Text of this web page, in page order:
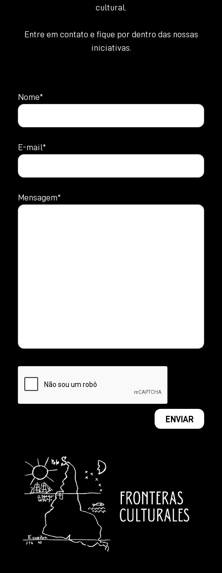
cultural.
Entre em contato e fique por dentro das nossas
iniciativas.
Nome*
E-mail*
Mensagem*